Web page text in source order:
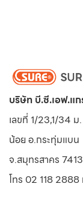
บริษัท บี.ซี.เอฟ.แ
เลขที่ 1/23,1/34
น้อย อ.กระทุ่มแบน
จ.สมุทรสาคร
โทร 02 118